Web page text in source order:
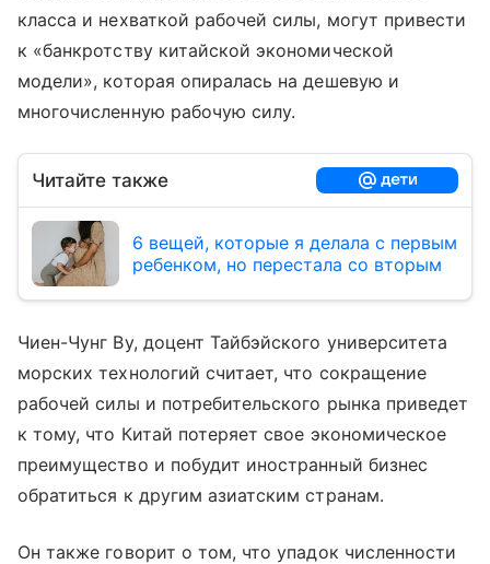
класса и нехваткой рабочей силы, могут привести
к «банкротству китайской экономической
модели», которая опиралась на дешевую и
многочисленную рабочую силу.
Читайте также
6 вещей, которые я делала с первым
ребенком, но перестала со вторым
Чиен-Чунг Ву, доцент Тайбэйского университета
морских технологий считает, что сокращение
рабочей силы и потребительского рынка приведет
к тому, что Китай потеряет свое экономическое
преимущество и побудит иностранный бизнес
обратиться к другим азиатским странам.
Он также говорит о том, что упадок численности